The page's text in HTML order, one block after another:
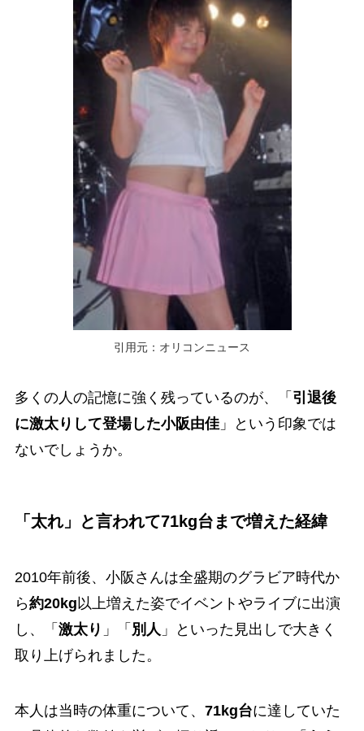
引用元：オリコンニュース
多くの人の記憶に強く残っているのが、「 引退後
に激太りして登場した小阪由佳」という印象では
ないでしょうか。
「太れ」と言われて71kg台まで増えた経緯
2010年前後、小阪さんは全盛期のグラビア時代か
ら約20kg以上増えた姿でイベントやライブに出演
し、「 激太り 」「 別人 」といった見出しで大きく
取り上げられました。
本人は当時の体重について、 71kg台に達していた